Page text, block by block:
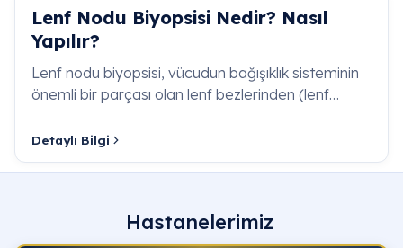
Lenf Nodu Biyopsisi Nedir? Nasıl
Yapılır?
Lenf nodu biyopsisi, vücudun bağışıklık sisteminin
önemli bir parçası olan lenf bezlerinden (lenf
düğümleri), has…
Detaylı Bilgi
Hastanelerimiz